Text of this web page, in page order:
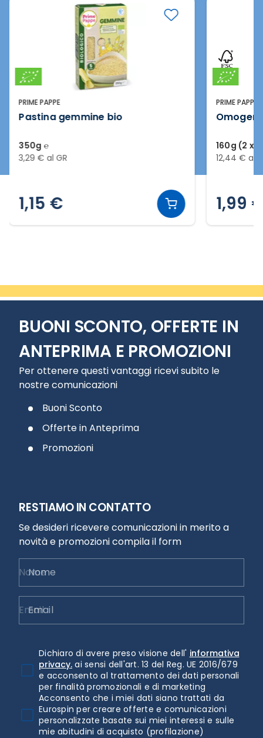
PRIME PAPPE
Pastina gemmine bio
350g ℮
3,29 € al GR
1,15 €
PRIME PAPPE
160g (2 x
12,44 € al
1,99
BUONI SCONTO, OFFERTE IN
ANTEPRIMA E PROMOZIONI
Per ottenere questi vantaggi ricevi subito le
nostre comunicazioni
Buoni Sconto
Offerte in Anteprima
Promozioni
RESTIAMO IN CONTATTO
Se desideri ricevere comunicazioni in merito a
novità e promozioni compila il form
Nome
Email
Dichiaro di avere preso visione dell' informativa
privacy. ai sensi dell'art. 13 del Reg. UE 2016/679
e acconsento al trattamento dei dati personali
per finalità promozionali e di marketing
Acconsento che i miei dati siano trattati da
Eurospin per creare offerte e comunicazioni
personalizzate basate sui miei interessi e sulle
mie abitudini di acquisto (profilazione)